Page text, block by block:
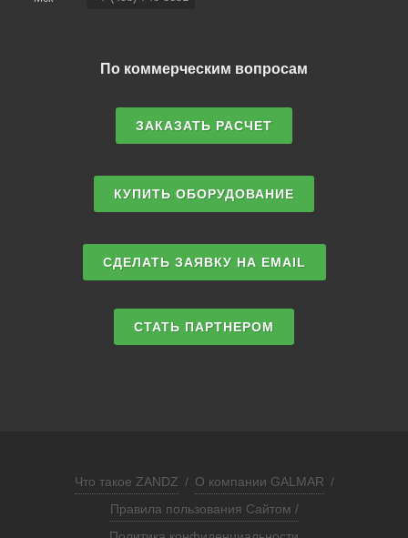
По коммерческим вопросам
ЗАКАЗАТЬ РАСЧЕТ
КУПИТЬ ОБОРУДОВАНИЕ
СДЕЛАТЬ ЗАЯВКУ НА EMAIL
СТАТЬ ПАРТНЕРОМ
Что такое ZANDZ / О компании GALMAR /
Правила пользования Сайтом /